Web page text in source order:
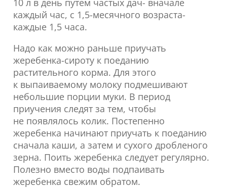
10 л в день путем частых дач- вначале
каждый час, с 1,5-месячного возраста-
каждые 1,5 часа.
Надо как можно раньше приучать
жеребенка-сироту к поеданию
растительного корма. Для этого
к выпаиваемому молоку подмешивают
небольшие порции муки. В период
приучения следят за тем, чтобы
не появлялось колик. Постепенно
жеребенка начинают приучать к поеданию
сначала каши, а затем и сухого дробленого
зерна. Поить жеребенка следует регулярно.
Полезно вместо воды подпаивать
жеребенка свежим обратом.